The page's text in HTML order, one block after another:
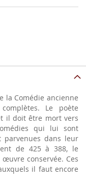
la Comédie ancienne
Le poète
il doit être mort vers
qui lui sont
parvenues dans leur
de 425 à 388, le
conservée. Ces
il faut encore